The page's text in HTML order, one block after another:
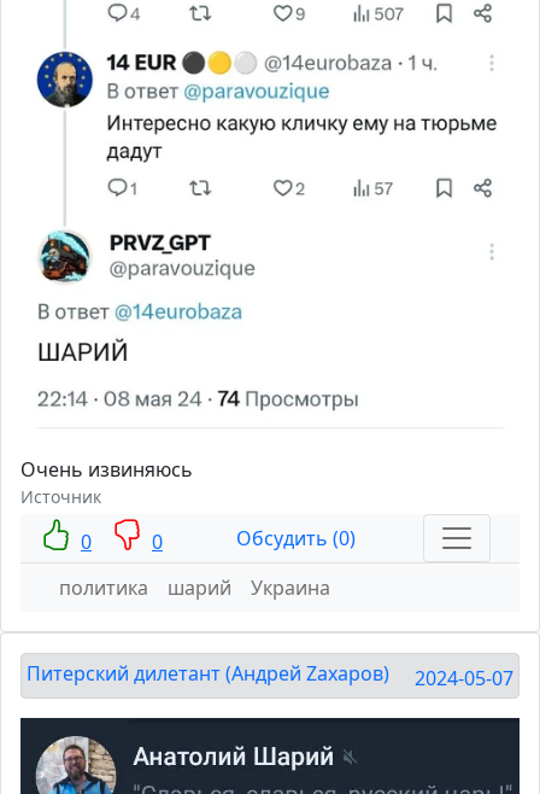
Очень извиняюсь
Источник
0 0
Обсудить (0)
политика
шарий Украина
Питерский дилетант (Андрей Zахаров) 2024-05-07